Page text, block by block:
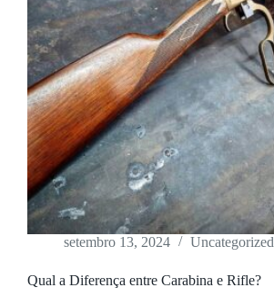
setembro 13, 2024 Uncategorized
Qual a Diferença entre Carabina e Rifle?